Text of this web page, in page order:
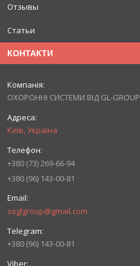
Отзывы
Статьи
КОНТАКТИ
ОХОРОННІ СИСТЕМИ ВІД GL-GROUP
Київ, Україна
+380 (73) 269-66-94
+380 (96) 143-00-81
osglgroup@gmail.com
+380 (96) 143-00-81